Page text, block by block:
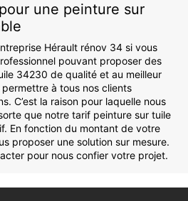
une peinture sur
Hérault rénov 34 si vous
pouvant proposer des
34230 de qualité et au meilleur
à tous nos clients
C’est la raison pour laquelle nous
que notre tarif peinture sur tuile
En fonction du montant de votre
proposer une solution sur mesure.
pour nous confier votre projet.